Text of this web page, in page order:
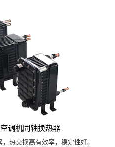
调机同轴换热器
热交换高有效率，稳定性好。